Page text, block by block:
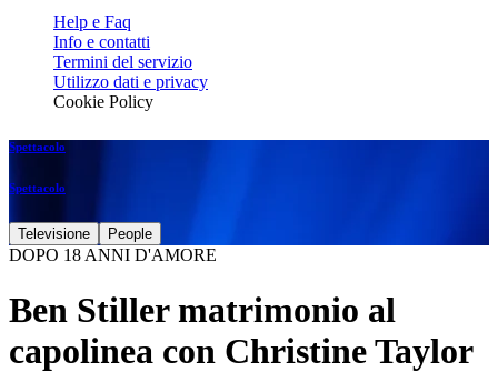
Help e Faq
Info e contatti
Termini del servizio
Utilizzo dati e privacy
Cookie Policy
Spettacolo
Spettacolo
Televisione People
DOPO 18 ANNI D'AMORE
Ben Stiller matrimonio al
capolinea con Christine Taylor